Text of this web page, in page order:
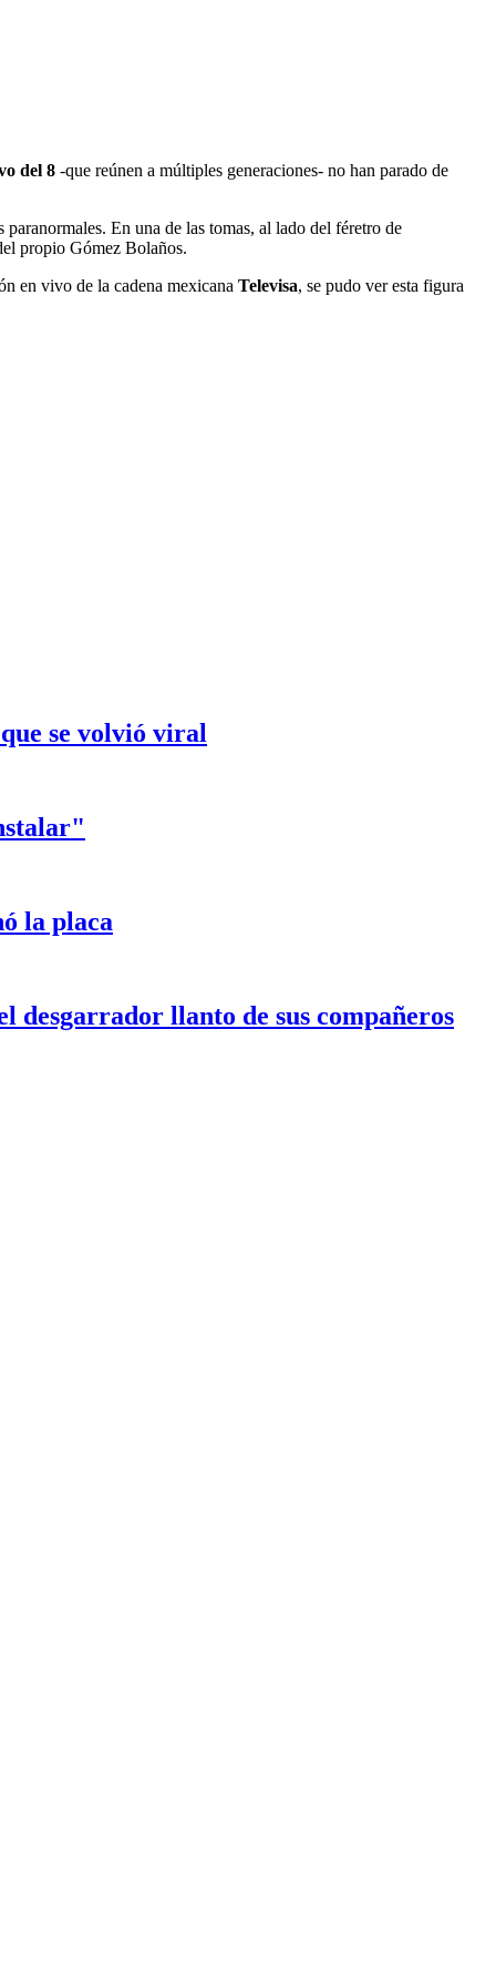
del 8 -que reúnen a múltiples generaciones- no han parado de
paranormales. En una de las tomas, al lado del féretro de
propio Gómez Bolaños.
en vivo de la cadena mexicana Televisa, se pudo ver esta figura
se volvió viral
la placa
desgarrador llanto de sus compañeros